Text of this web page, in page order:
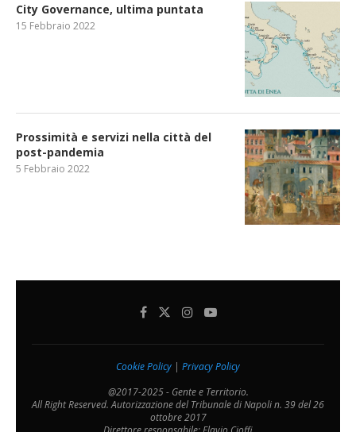
City Governance, ultima puntata
15 Febbraio 2022
Prossimità e servizi nella città del
post-pandemia
5 Febbraio 2022
Cookie Policy | Privacy Policy
@2017-2025 - Gente e Territorio.
All Right Reserved. Autorizzazione del Tribunale di Napoli n. 39 del 26
ottobre 2017